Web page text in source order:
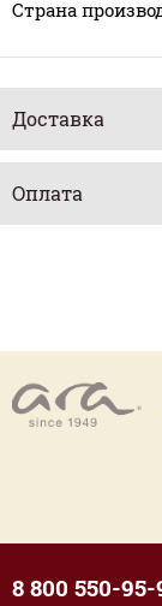
Страна
Доставка
Оплата
8 800 550-95-